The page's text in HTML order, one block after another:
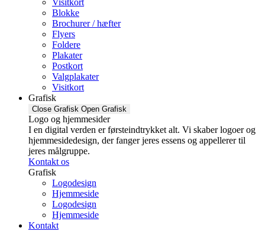
Blokke
Brochurer / hæfter
Flyers
Foldere
Plakater
Postkort
Valgplakater
Visitkort
Grafisk
Close Grafisk Open Grafisk
Logo og hjemmesider
I en digital verden er førsteindtrykket alt. Vi skaber logoer og
hjemmesidedesign, der fanger jeres essens og appellerer til
jeres målgruppe.
Kontakt os
Grafisk
Logodesign
Hjemmeside
Logodesign
Hjemmeside
Kontakt